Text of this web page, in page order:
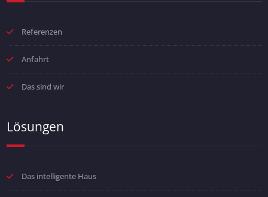
Referenzen
Anfahrt
Das sind wir
Lösungen
Das intelligente Haus